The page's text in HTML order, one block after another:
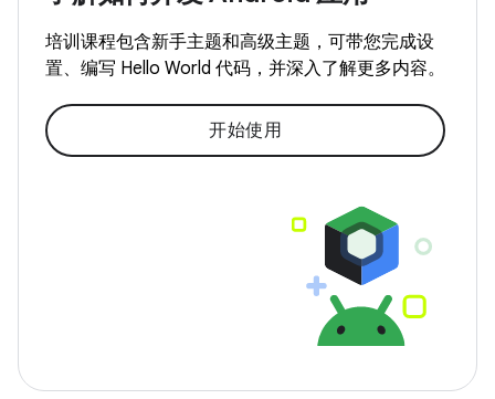
培训课程包含新手主题和高级主题，可带您完成设
置、编写 Hello World 代码，并深入了解更多内容。
开始使用